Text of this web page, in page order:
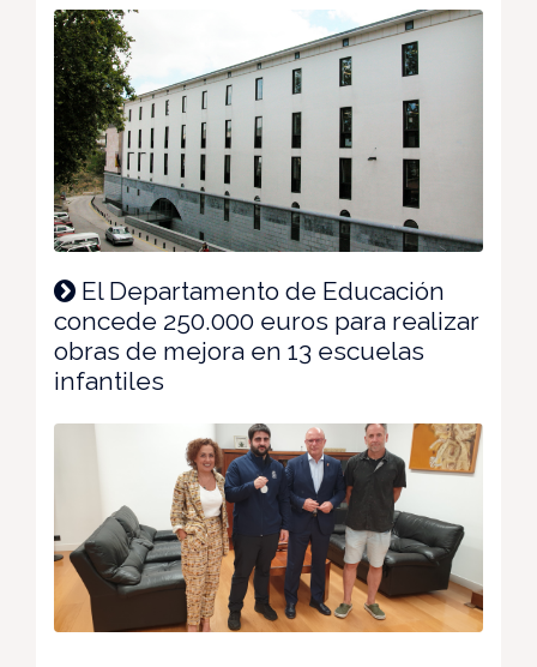
El Departamento de Educación
concede 250.000 euros para realizar
obras de mejora en 13 escuelas
infantiles